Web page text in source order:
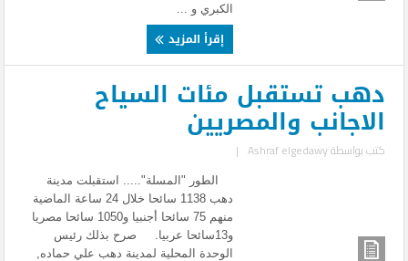
الكبري و ...
إقرأ المزيد
دهب تستقبل مئات السياح
الاجانب والمصريين
كتب بواسطةAshraf elgedawy
|
الطور "المسلة"..... استقبلت مدينة
دهب 1138 سائحا خلال 24 ساعة الماضية
منهم 75 سائحا أجنبيا و1050 سائحا مصريا
و13سائحا عربيا. صرح بذلك رئيس
الوحدة المحلية لمدينة دهب علي حماده,